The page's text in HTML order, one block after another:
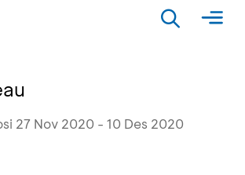
27 Nov 2020 - 10 Des 2020